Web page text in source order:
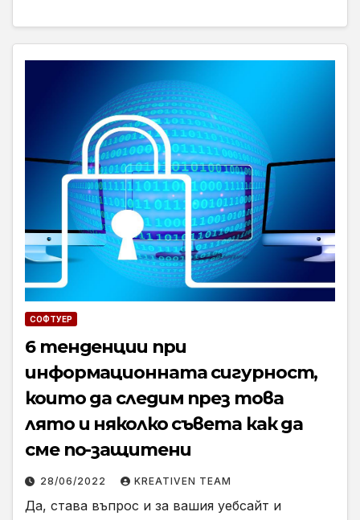
СОФТУЕР
6 тенденции при
информационната сигурност,
които да следим през това
лято и няколко съвета как да
сме по-защитени
28/06/2022 KREATIVEN TEAM
Да, става въпрос и за вашия уебсайт и